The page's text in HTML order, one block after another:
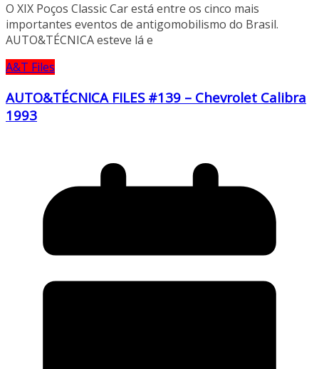
O XIX Poços Classic Car está entre os cinco mais
importantes eventos de antigomobilismo do Brasil.
AUTO&TÉCNICA esteve lá e
A&T Files
AUTO&TÉCNICA FILES #139 – Chevrolet Calibra
1993